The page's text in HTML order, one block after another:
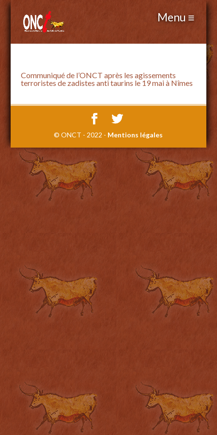
Communiqué de l’ONCT après les agissements
terroristes de zadistes anti taurins le 19 mai à Nîmes
© ONCT - 2022 - Mentions légales